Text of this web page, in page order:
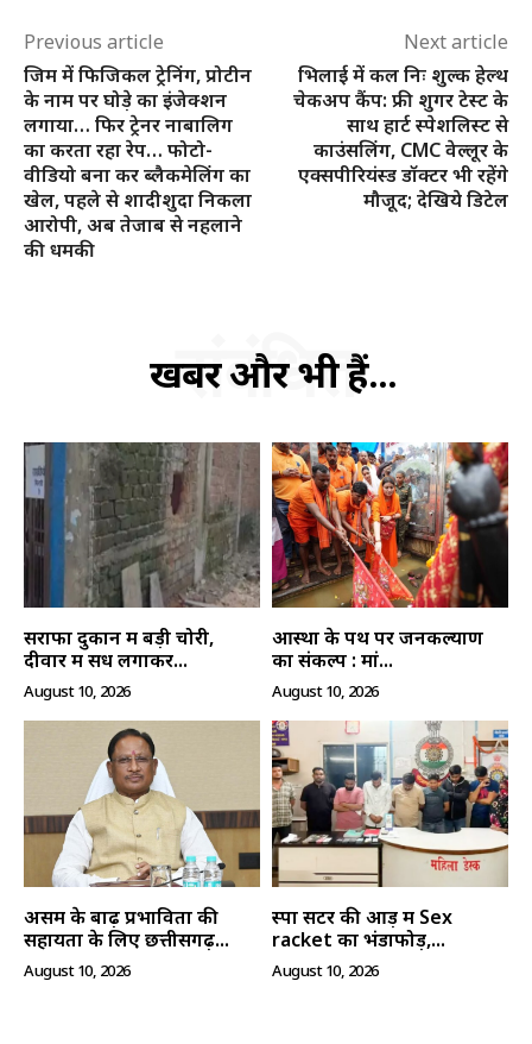
हमसे जुड़े
Previous article
जिम में फिजिकल ट्रेनिंग, प्रोटीन
के नाम पर घोड़े का इंजेक्शन
लगाया… फिर ट्रेनर नाबालिग
का करता रहा रेप… फोटो-
वीडियो बना कर ब्लैकमेलिंग का
खेल, पहले से शादीशुदा निकला
आरोपी, अब तेजाब से नहलाने
की धमकी
Next article
भिलाई में कल निः शुल्क हेल्थ
चेकअप कैंप: फ्री शुगर टेस्ट के
साथ हार्ट स्पेशलिस्ट से
काउंसलिंग, CMC वेल्लूर के
एक्सपीरियंस्ड डॉक्टर भी रहेंगे
मौजूद; देखिये डिटेल
खबरें और भी हैं...
संबंधित
सराफा दुकान में बड़ी चोरी,
दीवार में सेंध लगाकर...
August 10, 2026
आस्था के पथ पर जनकल्याण
का संकल्प : मां...
August 10, 2026
असम के बाढ़ प्रभावितों की
सहायता के लिए छत्तीसगढ़...
August 10, 2026
स्पा सेंटर की आड़ में Sex
racket का भंडाफोड़,...
August 10, 2026